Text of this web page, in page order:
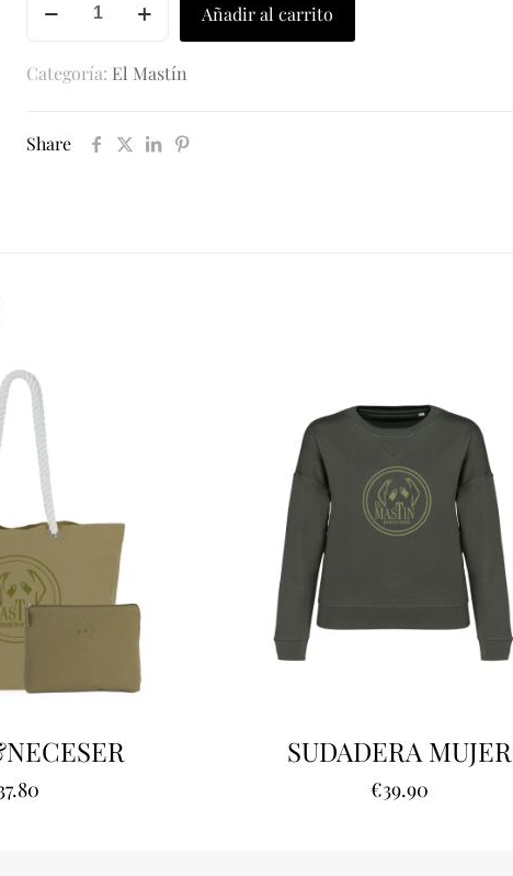
Añadir al carrito
Categoría: El Mastín
Share
SUDADERA MUJER
€39.90